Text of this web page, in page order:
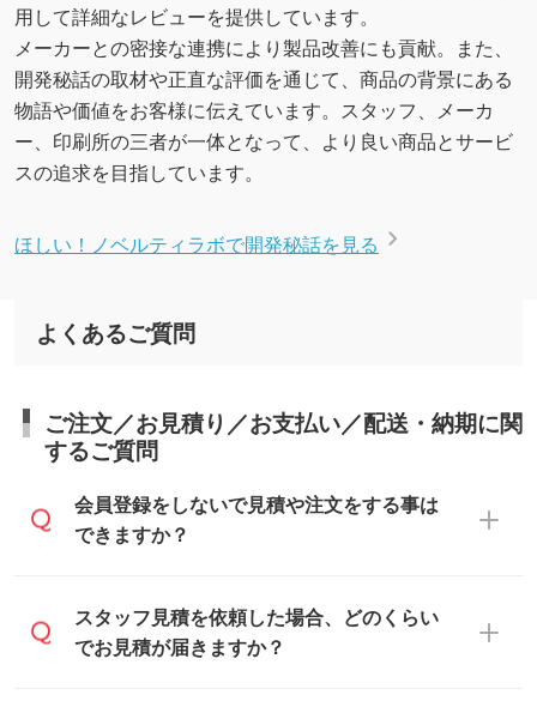
用して詳細なレビューを提供しています。
メーカーとの密接な連携により製品改善にも貢献。また、
開発秘話の取材や正直な評価を通じて、商品の背景にある
物語や価値をお客様に伝えています。スタッフ、メーカ
ー、印刷所の三者が一体となって、より良い商品とサービ
スの追求を目指しています。
ほしい！ノベルティラボで開発秘話を見る
よくあるご質問
ご注文／お見積り／お支払い／配送・納期に関
するご質問
会員登録をしないで見積や注文をする事は
できますか？
可能です。見積・注文フォームにて『ゲス
トのまま進む』ボタンからお進みのうえ、
スタッフ見積を依頼した場合、どのくらい
でお見積が届きますか？